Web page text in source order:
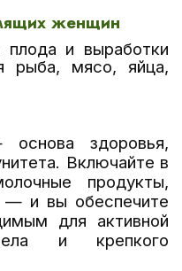
женщин
и выработки
рыба, мясо, яйца,
здоровья,
Включайте в
продукты,
— и вы обеспечите
для активной
и крепкого